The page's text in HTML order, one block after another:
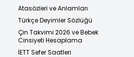
Atasözleri ve Anlamları
Türkçe Deyimler Sözlüğü
Çin Takvimi 2026 ve Bebek
Cinsiyeti Hesaplama
İETT Sefer Saatleri